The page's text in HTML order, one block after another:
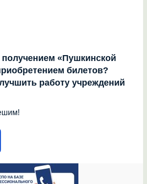
«Пушкинской
билетов?
работу учреждений